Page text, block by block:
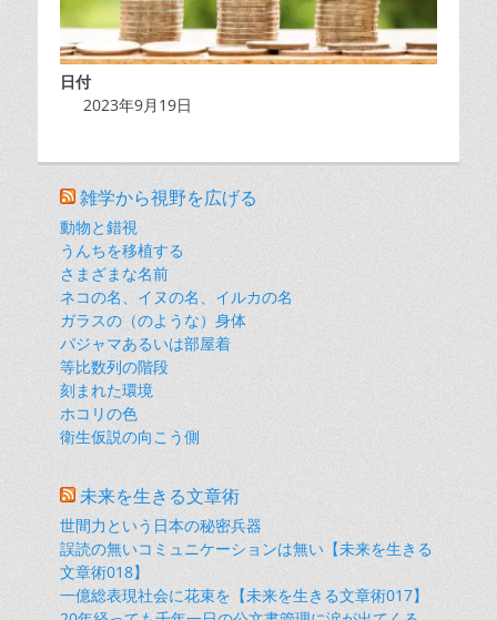
日付
2023年9月19日
雑学から視野を広げる
動物と錯視
うんちを移植する
さまざまな名前
ネコの名、イヌの名、イルカの名
ガラスの（のような）身体
パジャマあるいは部屋着
等比数列の階段
刻まれた環境
ホコリの色
衛生仮説の向こう側
未来を生きる文章術
世間力という日本の秘密兵器
誤読の無いコミュニケーションは無い【未来を生きる
文章術018】
一億総表現社会に花束を【未来を生きる文章術017】